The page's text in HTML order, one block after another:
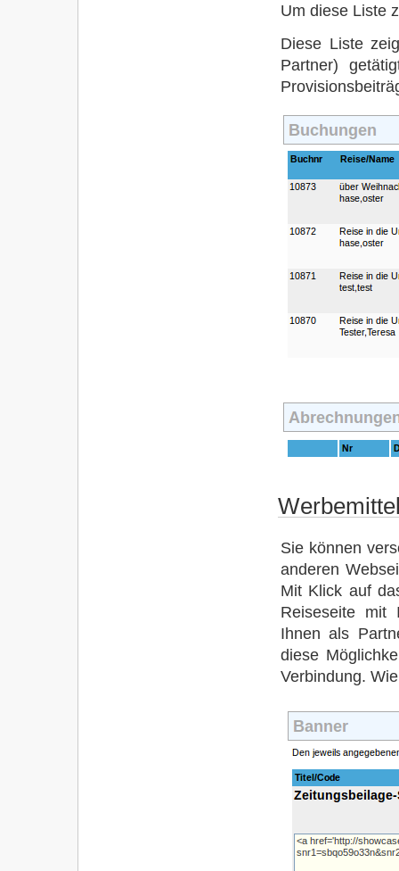
Um diese Liste
Diese Liste
Partner)
Sie können
anderen
Mit Klick auf
Reiseseite mit
Ihnen als
diese
Verbindung.